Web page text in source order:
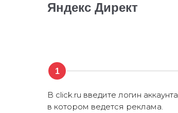
Яндекс Директ
1
В click.ru введите логин аккаунта
в котором ведется реклама.